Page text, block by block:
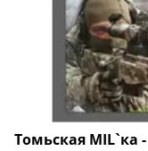
Томьская MIL`ка -